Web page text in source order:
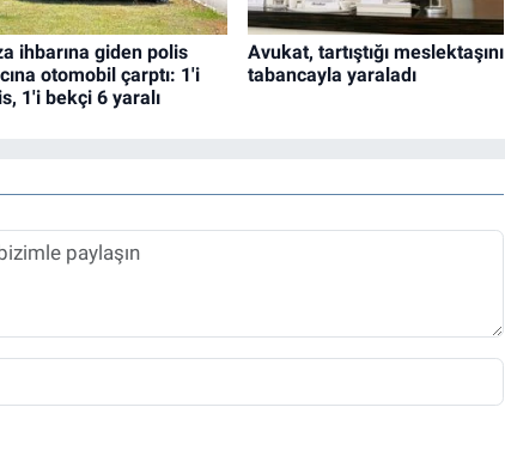
ihbarına giden polis
otomobil çarptı: 1'i
1'i bekçi 6 yaralı
Avukat, tartıştığı meslektaşını
tabancayla yaraladı